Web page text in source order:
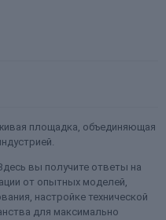
площадка, объединяющая
вы получите ответы на
от опытных моделей,
настройке технической
для максимально